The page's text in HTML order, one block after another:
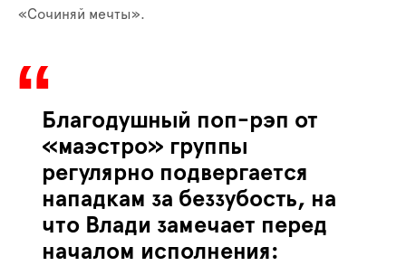
«Сочиняй мечты».
Благодушный поп-рэп от
«маэстро» группы
регулярно подвергается
нападкам за беззубость, на
что Влади замечает перед
началом исполнения: